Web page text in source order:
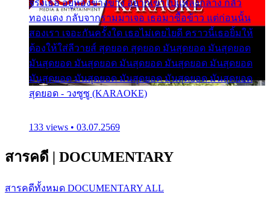
จริงเธอ อยู่ห้องข้างข้าง อยากเข้าไปแหลงกลาง กลัว
ทองแดง กลับจากรามมาเจอ เธอมาซื้อข้าว แต่ก่อนนั้น
สองเรา เจอะกันครั้งใด เธอไม่เคยไยดี คราวนี้เธอยิ้มให้
ต้องให้ใส่ลีวายส์ สุดยอด สุดยอด มันสุดยอด มันสุดยอด
มันสุดยอด มันสุดยอด มันสุดยอด มันสุดยอด มันสุดยอด
มันสุดยอด มันสุดยอด มันสุดยอด มันสุดยอด มันสุดยอด
สุดยอด - วงซูซู (KARAOKE)
133 views • 03.07.2569
สารคดี | DOCUMENTARY
สารคดีทั้งหมด DOCUMENTARY ALL